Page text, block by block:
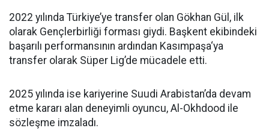
2022 yılında Türkiye’ye transfer olan Gökhan Gül, ilk
olarak Gençlerbirliği forması giydi. Başkent ekibindeki
başarılı performansının ardından Kasımpaşa‘ya
transfer olarak Süper Lig’de mücadele etti.
2025 yılında ise kariyerine Suudi Arabistan’da devam
etme kararı alan deneyimli oyuncu, Al-Okhdood ile
sözleşme imzaladı.